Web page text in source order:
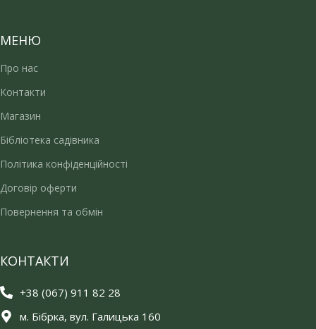
МЕНЮ
Про нас
Контакти
Магазин
Бібліотека садівника
Політика конфіденційності
Договір оферти
Повернення та обмін
КОНТАКТИ
+38 (067) 911 82 28
м. Бібрка, вул. Галицька 160